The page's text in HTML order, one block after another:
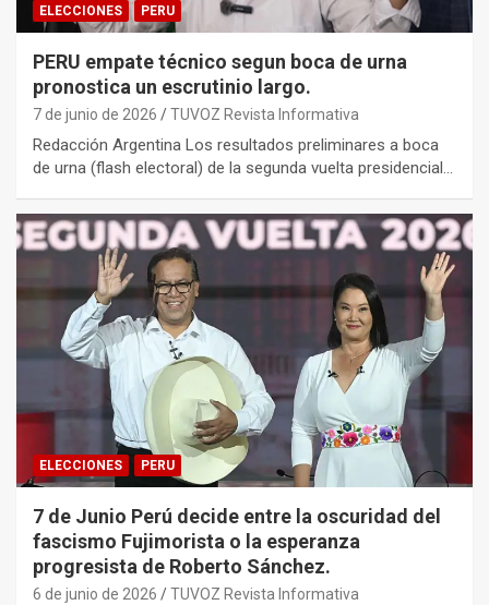
ELECCIONES PERU
PERU empate técnico segun boca de urna
pronostica un escrutinio largo.
7 de junio de 2026 TUVOZ Revista Informativa
Redacción Argentina Los resultados preliminares a boca
de urna (flash electoral) de la segunda vuelta presidencial…
ELECCIONES PERU
7 de Junio Perú decide entre la oscuridad del
fascismo Fujimorista o la esperanza
progresista de Roberto Sánchez.
6 de junio de 2026 TUVOZ Revista Informativa